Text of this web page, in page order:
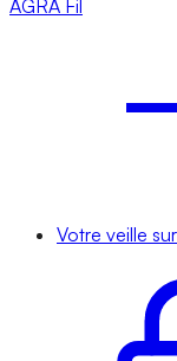
AGRA Fil
Votre veille